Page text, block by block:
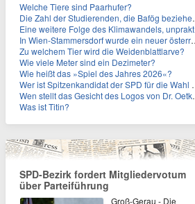
Welche Tiere sind Paarhufer?
Die Zahl der Studierenden, die Bafög beziehen, sinkt. Woran liegt das?
Eine weitere Folge des Klimawandels, unpraktisch für Urlauber: Wo fehlt mittlerweile sogar das Trinkwasser?
In Wien-Stammersdorf wurde ein neuer österreichischer Temperaturrekord gemessen. Wie hoch war die Temperatur?
Zu welchem Tier wird die Weidenblattlarve?
Wie viele Meter sind ein Dezimeter?
Wie heißt das »Spiel des Jahres 2026«?
Wer ist Spitzenkandidat der SPD für die Wahl zum Berliner Abgeordnetenhaus im September 2026?
Wen stellt das Gesicht des Logos von Dr. Oetker dar?
Was ist Titin?
SPD-Bezirk fordert Mitgliedervotum
über Parteiführung
Groß-Gerau - Die